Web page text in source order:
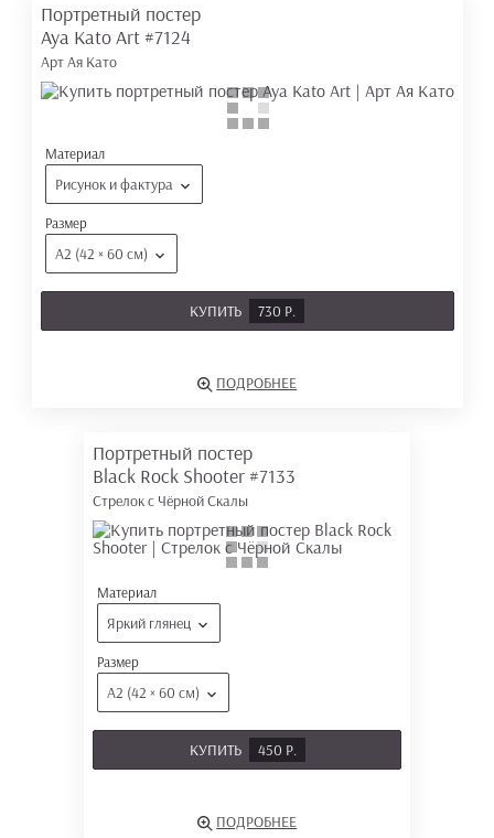
Портретный постер
Aya Kato Art #7124
Арт Ая Като
Материал
Рисунок и фактура
Размер
А2 (42 × 60 см)
КУПИТЬ 730 Р.
ПОДРОБНЕЕ
Портретный постер
Black Rock Shooter #7133
Стрелок с Чёрной Скалы
Материал
Яркий глянец
Размер
А2 (42 × 60 см)
КУПИТЬ 450 Р.
ПОДРОБНЕЕ